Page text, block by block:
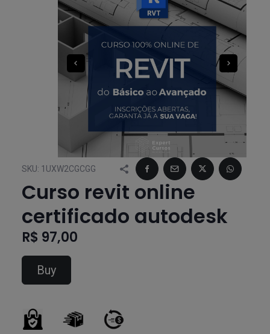
SKU: 1UXW2CGCGG
Curso revit online
certificado autodesk
R$ 97,00
Buy